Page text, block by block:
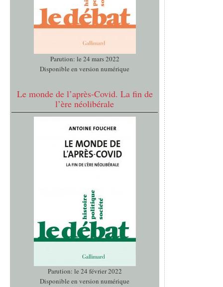
Parution: le 24 mars 2022
Disponible en version numérique
Le monde de l’après-Covid. La fin de
l’ère néolibérale
Parution: le 24 février 2022
Disponible en version numérique